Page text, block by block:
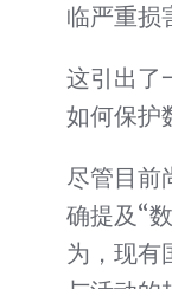
临严重损
这引出了
如何保护
尽管目前
确提及“
为，现有